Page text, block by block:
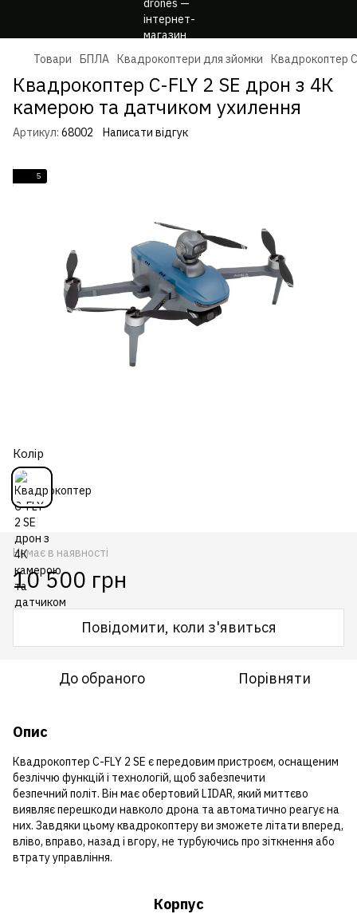
Товари БПЛА Квадрокоптери для зйомки Квадрокоптер
Квадрокоптер C-FLY 2 SE дрон з 4К
камерою та датчиком ухилення
Артикул: 68002 Написати відгук
5
Колір
Немає в наявності
10 500 грн
Повідомити, коли з'явиться
До обраного Порівняти
Опис
Квадрокоптер C-FLY 2 SE є передовим пристроєм, оснащеним
безліччю функцій і технологій, щоб забезпечити
безпечний політ. Він має обертовий LIDAR, який миттєво
виявляє перешкоди навколо дрона та автоматично реагує на
них. Завдяки цьому квадрокоптеру ви зможете літати вперед,
вліво, вправо, назад і вгору, не турбуючись про зіткнення або
втрату управління.
Корпус